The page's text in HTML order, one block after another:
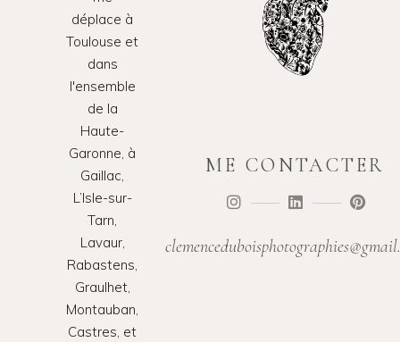
déplace à
Toulouse et
dans
l'ensemble
de la
Haute-
Garonne, à
Gaillac,
L’Isle-sur-
Tarn,
Lavaur,
Rabastens,
Graulhet,
Montauban,
Castres, et
ME CONTACTER